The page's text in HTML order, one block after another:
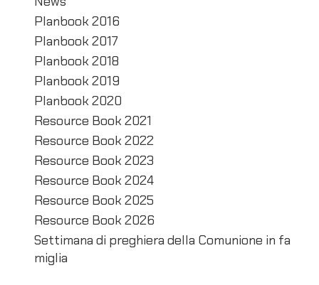
Planbook 2016
Planbook 2017
Planbook 2018
Planbook 2019
Planbook 2020
Resource Book 2021
Resource Book 2022
Resource Book 2023
Resource Book 2024
Resource Book 2025
Resource Book 2026
Settimana di preghiera della Comunione in fa
miglia